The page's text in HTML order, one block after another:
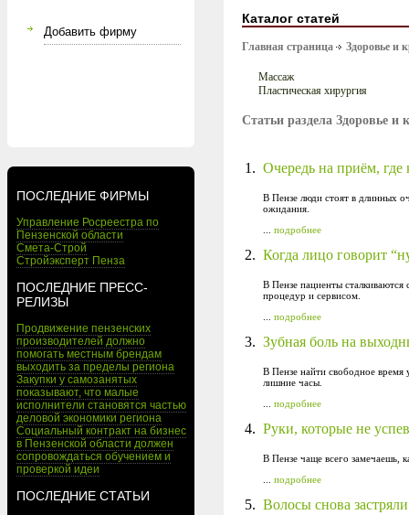
Добавить фирму
ПОСЛЕДНИЕ ФИРМЫ
Управление Росреестра по
Пензенской области
Смета-Строй
Стройэксперт Пенза
ПОСЛЕДНИЕ ПРЕСС-
РЕЛИЗЫ
Продвижение пензенских
производителей должно
помогать местным брендам
выходить за пределы региона
Закупки у самозанятых
показывают, что малые
исполнители становятся частью
деловой экономики региона
Социальный контракт на бизнес
в Пензенской области должен
сопровождаться обучением и
проверкой идеи
ПОСЛЕДНИЕ СТАТЬИ
Каталог статей
Главная страница Здоровье и
Массаж
Пластическая хирургия
Статьи раздела Здоровье и
1. Очередь на приём,
В Пензе люди стоят в длинных
ожидания.
подробнее
2. Когда лицо говорит
В Пензе пациенты
процедур и сервисом.
подробнее
3. Зубная боль на
В Пензе найти свободное время
лишние часы.
подробнее
4. Руки, которые не
В Пензе чаще всего замечаешь,
подробнее
5. Волосы снова